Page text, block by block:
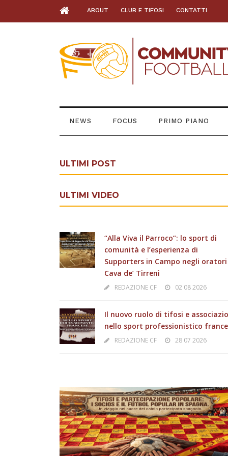
ABOUT CLUB E TIFOSI CONTATTI
NEWS FOCUS PRIMO PIANO
ULTIMI POST
ULTIMI VIDEO
“Alla Viva il Parroco”: lo sport di
comunità e l’esperienza di
Supporters in Campo negli
Cava de’ Tirreni
REDAZIONE CF 02 08 2026
Il nuovo ruolo di tifosi e
nello sport professionistico
REDAZIONE CF 28 07 2026